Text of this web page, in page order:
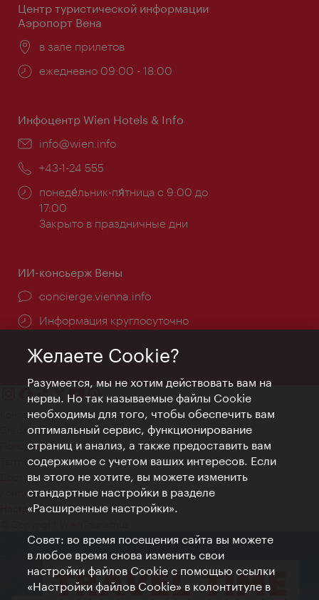
Центр туристической информации
Аэропорт Вена
Расположение:
в зале прилетов
Часы
ежедневно 09:00 - 18:00
Инфоцентр Wien Hotels & Info
Эл.
info@wien.info
Телефон:
+43-1-24 555
Часы
работы:
понеде́льник-пя́тница с 9:00 до
17:00
Закрыто в праздничные дни
ИИ-консьерж Вены
concierge.vienna.info
Информация круглосуточно
Контакт
Credits
Положение о конфиденциальности
Terms of Use
Доступность
Контакты для прессы
Настройки файлов Cookie
Желаете Cookie?
Разумеется, мы не хотим действовать вам на
нервы. Но так называемые файлы Cookie
необходимы для того, чтобы обеспечить вам
оптимальный сервис, функционирование
страниц и анализ, а также предоставить вам
содержимое с учетом ваших интересов. Если
вы этого не хотите, вы можете изменить
стандартные настройки в разделе
«Расширенные настройки».
Совет: во время посещения сайта вы можете
в любое время снова изменить свои
настройки файлов Cookie с помощью ссылки
«Настройки файлов Cookie» в колонтитуле в